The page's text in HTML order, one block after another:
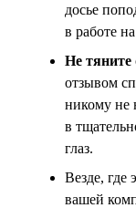
досье
в работе
Не тяните
отзывом
никому не
в
глаз.
Везде, где
вашей